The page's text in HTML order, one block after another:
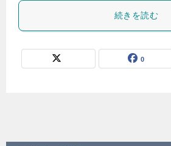
続きを読む
0